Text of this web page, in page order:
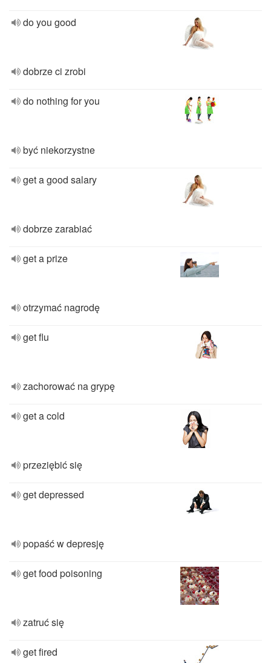
do you good
dobrze ci zrobi
do nothing for you
być niekorzystne
get a good salary
dobrze zarabiać
get a prize
otrzymać nagrodę
get flu
zachorować na grypę
get a cold
przeziębić się
get depressed
popaść w depresję
get food poisoning
zatruć się
get fired